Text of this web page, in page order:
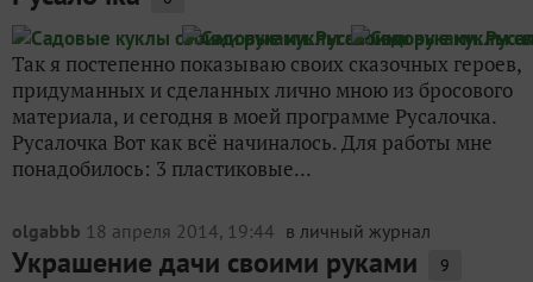
Так я постепенно показываю своих сказочных героев,
придуманных и сделанных лично мною из бросового
материала, и сегодня в моей программе Русалочка.
Русалочка Вот как всё начиналось. Для работы мне
понадобилось: 3 пластиковые...
olgabbb 18 апреля 2014, 19:44 в личный журнал
Украшение дачи своими руками 9